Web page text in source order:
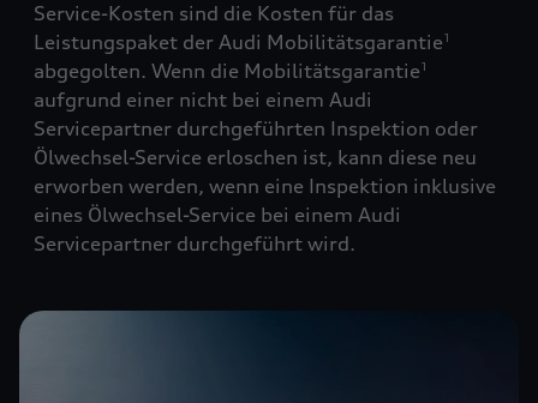
Service-Kosten sind die Kosten für das
Leistungspaket der Audi Mobilitätsgarantie1
abgegolten. Wenn die Mobilitätsgarantie1
aufgrund einer nicht bei einem Audi
Servicepartner durchgeführten Inspektion oder
Ölwechsel-Service erloschen ist, kann diese neu
erworben werden, wenn eine Inspektion inklusive
eines Ölwechsel-Service bei einem Audi
Servicepartner durchgeführt wird.